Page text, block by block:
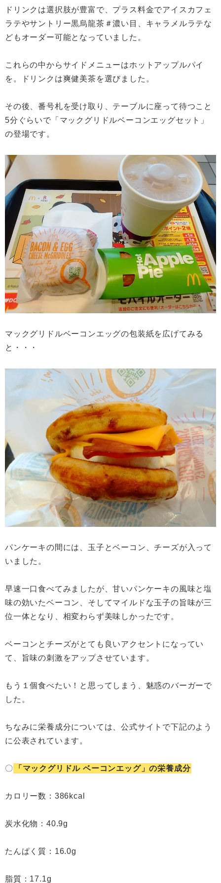
ドリンクは選択肢が豊富で、プラス料金でアイスカフェ
ラテやサントリー黒烏龍茶＃濃い目、キャラメルラテな
どもオーダー可能となっていました。
これらの中からサイドメニューはホットアップルパイ
を。ドリンクは爽健美茶を選びました。
その後、番号札を受け取り、テーブルに座って待つこと
5分ぐらいで「マックグリドルベーコンエッグセット」
の登場です。
マックグリドルベーコンエッグの包装紙を広げてみる
と・・・
パンケーキの間には、玉子とベーコン、チーズが入って
いました。
早速一口食べてみましたが、甘いパンケーキの風味と塩
味の効いたベーコン、そしてマイルドな玉子の旨味が三
位一体となり、相変わらず美味しかったです。
ベーコンとチーズがとても良いアクセントになってい
て、旨味の刺激をアップさせています。
もう１個食べたい！と思ってしまう、魅惑のバーガーで
した。
ちなみに栄養成分については、公式サイトで下記のよう
に公表されています。
〇 「マックグリドル ベーコンエッグ」の栄養成分
カロリー数：386kcal
炭水化物：40.9g
たんぱく質：16.0g
脂質：17.1g